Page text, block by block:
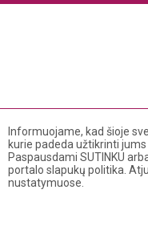
Informuojame, kad šioje
kurie padeda užtikrinti
Paspausdami SUTINKU
portalo slapukų politika.
nustatymuose.